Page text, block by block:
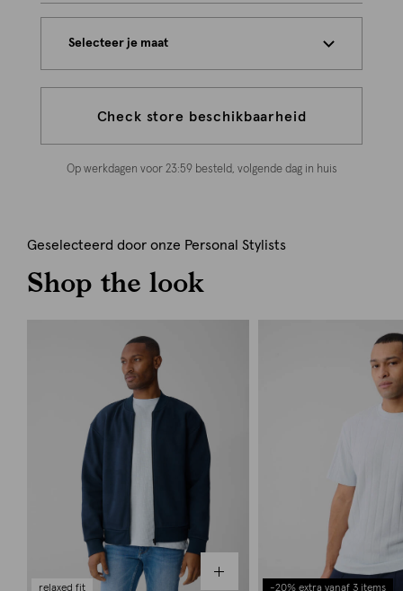
Selecteer je maat
Check store beschikbaarheid
Op werkdagen voor 23:59 besteld, volgende dag in huis
Geselecteerd door onze Personal Stylists
Shop the look
relaxed fit -20% extra vanaf 3 items